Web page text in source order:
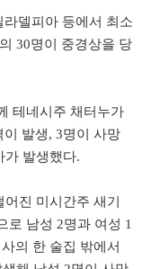
델피아 등에서 최소
30명이 중경상을 당
테네시주 채터누가
발생, 3명이 사망
가 발생했다.
진 미시간주 새기
로 남성 2명과 여성 1
의 한 술집 밖에서